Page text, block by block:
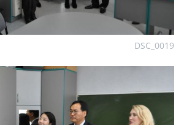
DSC_0019